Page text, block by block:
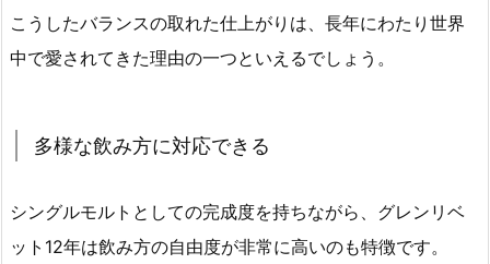
こうしたバランスの取れた仕上がりは、長年にわたり世界
中で愛されてきた理由の一つといえるでしょう。
多様な飲み方に対応できる
シングルモルトとしての完成度を持ちながら、グレンリベ
ット12年は飲み方の自由度が非常に高いのも特徴です。